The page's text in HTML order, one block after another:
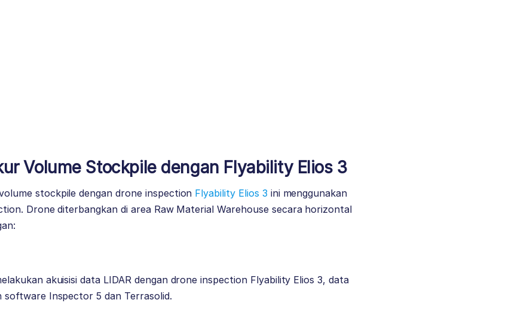
Volume Stockpile dengan Flyability Elios 3
stockpile dengan drone inspection Flyability Elios 3 ini menggunakan
Drone diterbangkan di area Raw Material Warehouse secara horizontal
akuisisi data LIDAR dengan drone inspection Flyability Elios 3, data
software Inspector 5 dan Terrasolid.